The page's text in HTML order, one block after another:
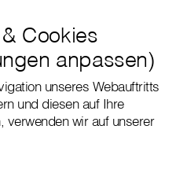
Cookies
anpassen)
unseres Webauftritts
und diesen auf Ihre
verwenden wir auf unserer